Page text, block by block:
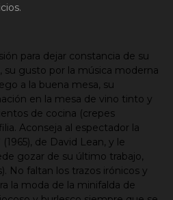
para dejar constancia de su
su gusto por la música moderna
a la buena mesa, su
en la mesa de vino tinto y
de cocina (crepes
Aconseja al espectador la
de David Lean, y le
gozar de su último trabajo,
No faltan los trazos irónicos y
la moda de la minifalda de